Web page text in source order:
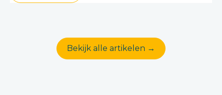
Bekijk alle artikelen →